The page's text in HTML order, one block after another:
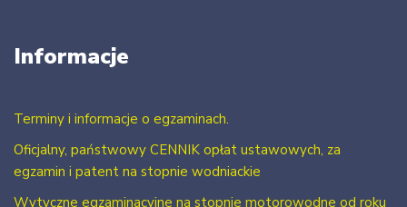
Informacje
Terminy i informacje o egzaminach.
Oficjalny, państwowy CENNIK opłat ustawowych, za
egzamin i patent na stopnie wodniackie
Wytyczne egzaminacyjne na stopnie motorowodne od roku